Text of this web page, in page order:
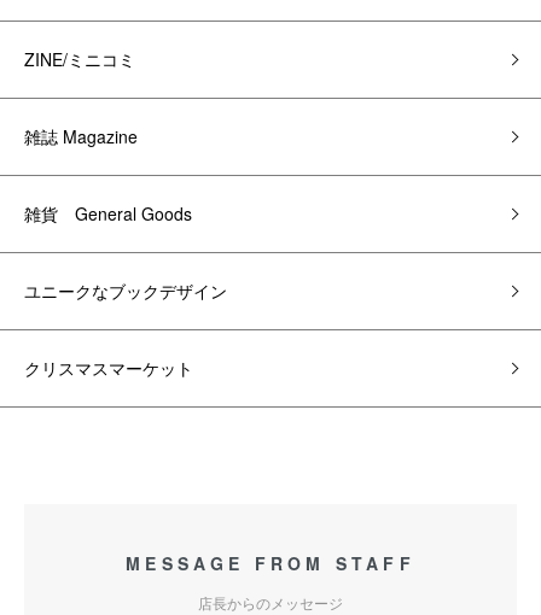
ZINE/ミニコミ
雑誌 Magazine
雑貨 General Goods
ユニークなブックデザイン
クリスマスマーケット
MESSAGE FROM STAFF
店長からのメッセージ